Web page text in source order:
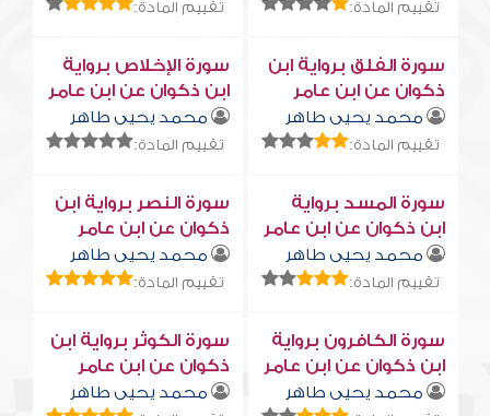
تقييم المادة: تقييم المادة:
سورة الفلق برواية ابن
ذكوان عن ابن عامر
محمد يحيى طاهر
تقييم المادة:
سورة الإخلاص برواية
ابن ذكوان عن ابن عامر
محمد يحيى طاهر
تقييم المادة:
سورة المسد برواية
ابن ذكوان عن ابن عامر
محمد يحيى طاهر
تقييم المادة:
سورة النصر برواية ابن
ذكوان عن ابن عامر
محمد يحيى طاهر
تقييم المادة:
سورة الكافرون برواية
ابن ذكوان عن ابن عامر
محمد يحيى طاهر
سورة الكوثر برواية ابن
ذكوان عن ابن عامر
محمد يحيى طاهر